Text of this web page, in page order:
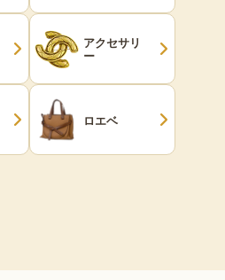
アクセサリ
ー
ロエベ